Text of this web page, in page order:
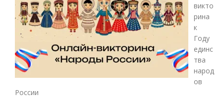
викто
рина
к
Году
единс
тва
народ
ов
России